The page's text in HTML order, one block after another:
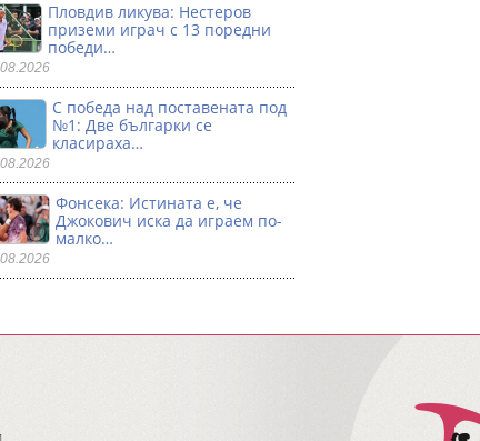
Пловдив ликува: Нестеров
приземи играч с 13 поредни
победи…
С победа над поставената под
№1: Две българки се
класираха…
Фонсека: Истината е, че
Джокович иска да играем по-
малко…